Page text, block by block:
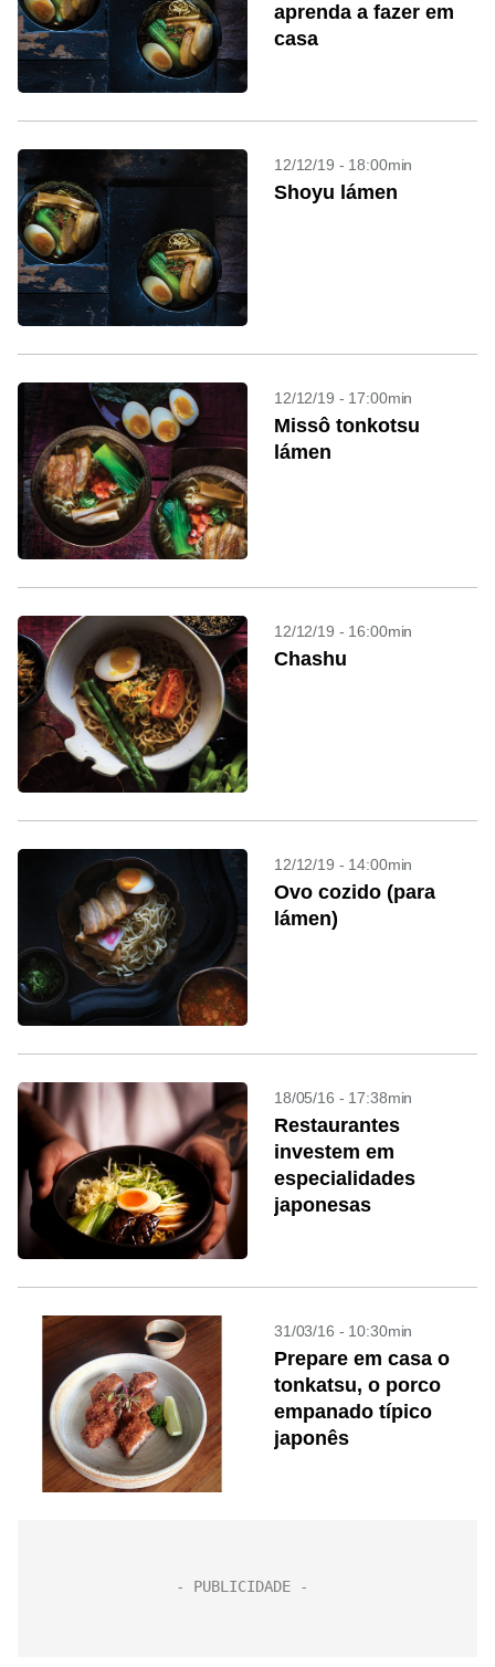
aprenda a fazer em
casa
12/12/19 - 18:00min
Shoyu lámen
12/12/19 - 17:00min
Missô tonkotsu
lámen
12/12/19 - 16:00min
Chashu
12/12/19 - 14:00min
Ovo cozido (para
lámen)
18/05/16 - 17:38min
Restaurantes
investem em
especialidades
japonesas
31/03/16 - 10:30min
Prepare em casa o
tonkatsu, o porco
empanado típico
japonês